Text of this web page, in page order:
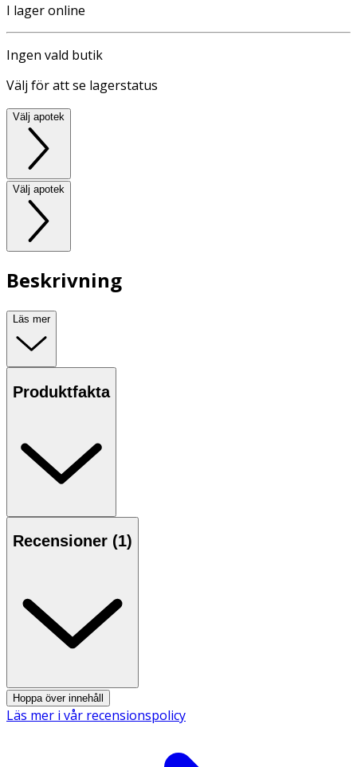
I lager online
Ingen vald butik
Välj för att se lagerstatus
Välj apotek
Välj apotek
Beskrivning
Läs mer
Produktfakta
Recensioner (1)
Hoppa över innehåll
Läs mer i vår recensionspolicy